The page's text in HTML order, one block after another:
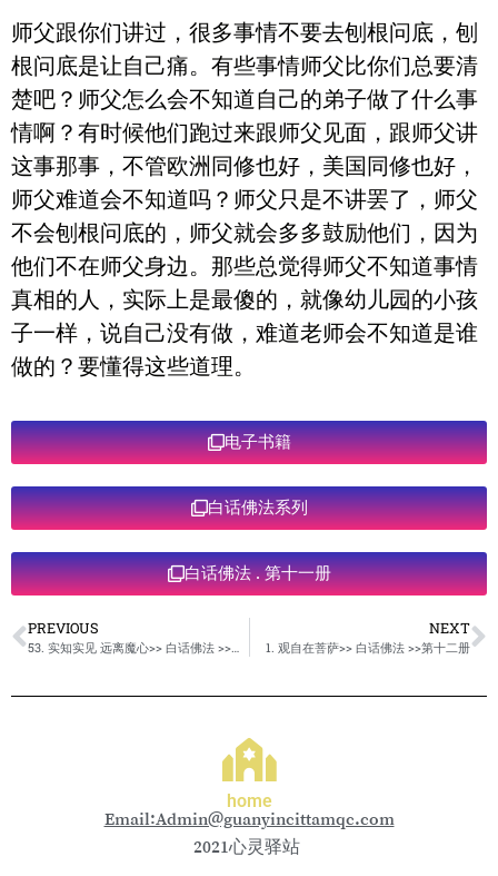
师父跟你们讲过，很多事情不要去刨根问底，刨
根问底是让自己痛。有些事情师父比你们总要清
楚吧？师父怎么会不知道自己的弟子做了什么事
情啊？有时候他们跑过来跟师父见面，跟师父讲
这事那事，不管欧洲同修也好，美国同修也好，
师父难道会不知道吗？师父只是不讲罢了，师父
不会刨根问底的，师父就会多多鼓励他们，因为
他们不在师父身边。那些总觉得师父不知道事情
真相的人，实际上是最傻的，就像幼儿园的小孩
子一样，说自己没有做，难道老师会不知道是谁
做的？要懂得这些道理。
电子书籍
白话佛法系列
白话佛法 . 第十一册
PREVIOUS
53. 实知实见 远离魔心>> 白话佛法 >>第十一册
NEXT
1. 观自在菩萨>> 白话佛法 >>第十二册
home
Email:Admin@guanyincittamqc.com
2021心灵驿站